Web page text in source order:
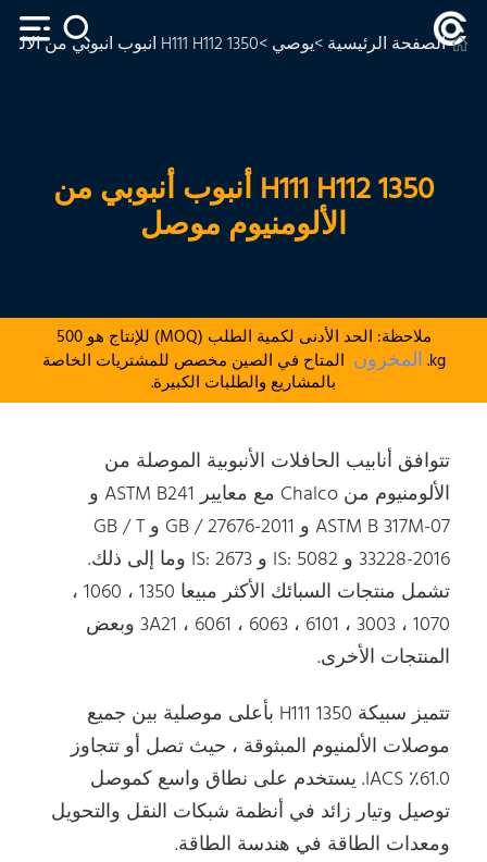
الصفحة الرئيسية>يوصي>1350 H111 H112 أنبوب أنبوبي من الألومنيوم موصل
1350 H111 H112 أنبوب أنبوبي من
الألومنيوم موصل
ملاحظة: الحد الأدنى لكمية الطلب (MOQ) للإنتاج هو 500
kg. المخزون المتاح في الصين مخصص للمشتريات الخاصة
بالمشاريع والطلبات الكبيرة.
تتوافق أنابيب الحافلات الأنبوبية الموصلة من
الألومنيوم من Chalco مع معايير ASTM B241 و
ASTM B 317M-07 و GB / 27676-2011 و GB / T
33228-2016 و IS: 5082 و IS: 2673 وما إلى ذلك.
تشمل منتجات السبائك الأكثر مبيعا 1350 ، 1060 ،
1070 ، 3003 ، 3A21 ، 6061 ، 6063 ، 6101 وبعض
المنتجات الأخرى.
تتميز سبيكة 1350 H111 بأعلى موصلية بين جميع
موصلات الألمنيوم المبثوقة ، حيث تصل أو تتجاوز
61.0٪ IACS. يستخدم على نطاق واسع كموصل
توصيل وتيار زائد في أنظمة شبكات النقل والتحويل
ومعدات الطاقة في هندسة الطاقة.